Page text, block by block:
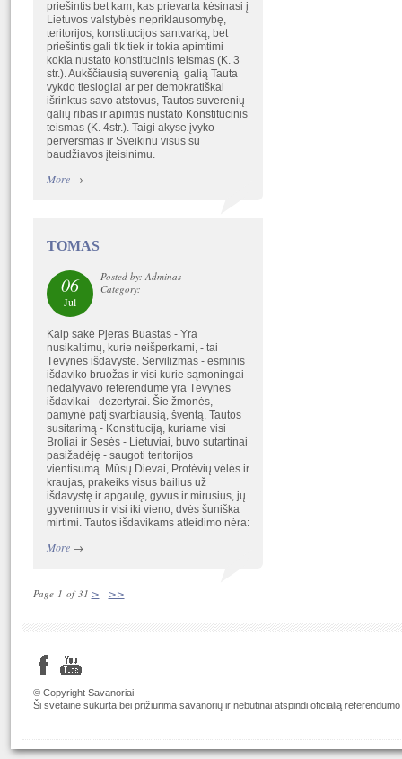
priešintis bet kam, kas prievarta kėsinasi į
Lietuvos valstybės nepriklausomybę,
teritorijos, konstitucijos santvarką, bet
priešintis gali tik tiek ir tokia apimtimi
kokia nustato konstitucinis teismas (K. 3
str.). Aukščiausią suverenią galią Tauta
vykdo tiesiogiai ar per demokratiškai
išrinktus savo atstovus, Tautos suverenių
galių ribas ir apimtis nustato Konstitucinis
teismas (K. 4str.). Taigi akyse įvyko
perversmas ir Sveikinu visus su
baudžiavos įteisinimu.
More→
TOMAS
06
Jul
Posted by: Adminas
Category:
Kaip sakė Pjeras Buastas - Yra
nusikaltimų, kurie neišperkami, - tai
Tėvynės išdavystė. Servilizmas - esminis
išdaviko bruožas ir visi kurie sąmoningai
nedalyvavo referendume yra Tėvynės
išdavikai - dezertyrai. Šie žmonės,
pamynė patį svarbiausią, šventą, Tautos
susitarimą - Konstituciją, kuriame visi
Broliai ir Sesės - Lietuviai, buvo sutartinai
pasižadėję - saugoti teritorijos
vientisumą. Mūsų Dievai, Protėvių vėlės ir
kraujas, prakeiks visus bailius už
išdavystę ir apgaulę, gyvus ir mirusius, jų
gyvenimus ir visi iki vieno, dvės šuniška
mirtimi. Tautos išdavikams atleidimo nėra:
More→
Page 1 of 31 > >>
© Copyright Savanoriai
Ši svetainė sukurta bei prižiūrima savanorių ir nebūtinai atspindi oficialią